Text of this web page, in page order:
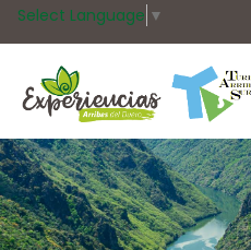
Select Language ▼